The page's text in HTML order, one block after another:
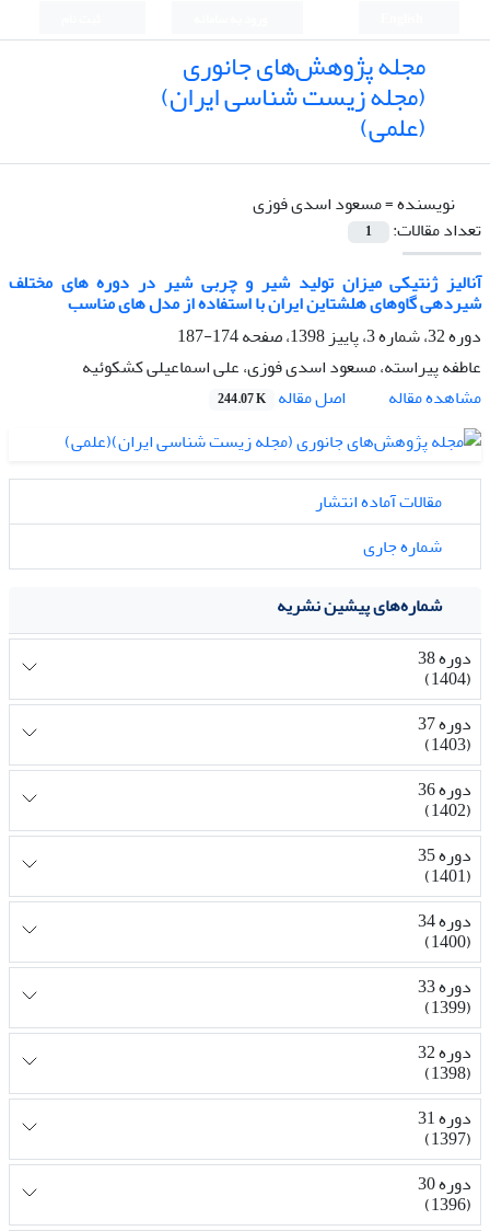
مجله پژوهش‌های جانوری
(مجله زیست شناسی ایران)
(علمی)
نویسنده =مسعود اسدی فوزی
تعداد مقالات:
1
آنالیز ژنتیکی میزان تولید شیر و چربی شیر در دوره های مختلف
شیردهی گاوهای هلشتاین ایران با استفاده از مدل های مناسب
دوره 32، شماره 3، پاییز 1398، صفحه
174-187
عاطفه پیراسته، مسعود اسدی فوزی، علی اسماعیلی کشکوئیه
مشاهده مقاله
اصل مقاله 244.07 K
مقالات آماده انتشار
شماره جاری
شماره‌های پیشین نشریه
دوره 38
(1404)
دوره 37
(1403)
دوره 36
(1402)
دوره 35
(1401)
دوره 34
(1400)
دوره 33
(1399)
دوره 32
(1398)
دوره 31
(1397)
دوره 30
(1396)